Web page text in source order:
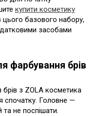
купити косметику
базового набору,
засобами
фарбування брів
з ZOLA косметика
спочатку. Головне —
та не поспішати.